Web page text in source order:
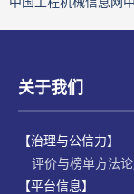
关于我们
【治理与公信力】
评价与榜单方法
【平台信息】